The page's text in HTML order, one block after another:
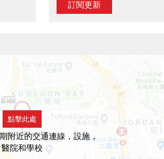
訂閱更新
點擊此處
附近的交通連線，設施，
醫院和學校